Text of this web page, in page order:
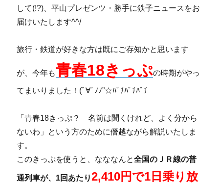
して(!?)、平山プレゼンツ・勝手に鉄子ニュースをお
届けいたします^^/
旅行・鉄道が好きな方は既にご存知かと思います
が、今年も青春18きっぷの時期がやっ
てまいりました！(ﾟ∀ﾟﾉﾉ”☆ﾊﾟﾁﾊﾟﾁﾊﾟﾁ
「青春18きっぷ？ 名前は聞くけれど、よく分から
ないわ」という方のために僭越ながら解説いたしま
す。
このきっぷを使うと、なななんと全国のＪＲ線の普
通列車が、1回あたり2,410円で1日乗り放